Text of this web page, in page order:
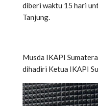
diberi waktu 15 hari
Tanjung.
Musda IKAPI
dihadiri Ketua IKAPI